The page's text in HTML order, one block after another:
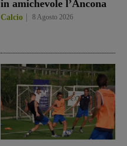
in amichevole l’Ancona
Calcio 8 Agosto 2026